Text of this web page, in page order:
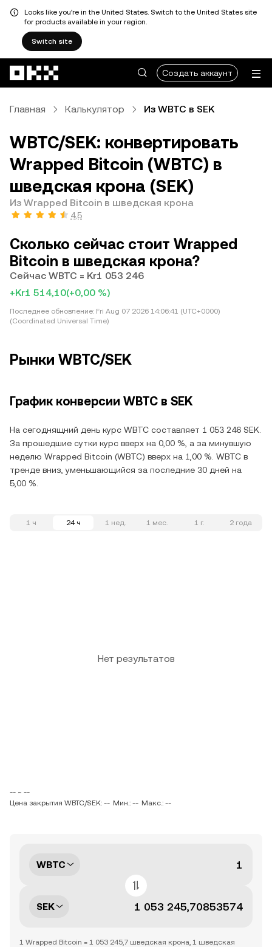
Looks like you're in the United States. Switch to the United States site
for products available in your region.
Switch site
Создать аккаунт
Главная Калькулятор Из WBTC в SEK
WBTC/SEK: конвертировать
Wrapped Bitcoin (WBTC) в
шведская крона (SEK)
Из Wrapped Bitcoin в шведская крона
4,5
Сколько сейчас стоит Wrapped
Bitcoin в шведская крона?
Сейчас WBTC = Kr1 053 246
+Kr1 514,10(+0,00 %)
Последнее обновление: Fri Aug 07 2026 14:06:41 (UTC+0000)
(Coordinated Universal Time)
Рынки WBTC/SEK
График конверсии WBTC в SEK
На сегоднящний день курс WBTC составляет 1 053 246 SEK.
За прошедшие сутки курс вверх на 0,00 %, а за минувшую
неделю Wrapped Bitcoin (WBTC) вверх на 1,00 %. WBTC в
тренде вниз, уменьшающийся за последние 30 дней на
5,00 %.
1 ч 24 ч 1 нед. 1 мес. 1 г. 2 года
Нет результатов
-- ~ --
Цена закрытия WBTC/SEK: -- Мин.: -- Макс.: --
WBTC
SEK
1 Wrapped Bitcoin = 1 053 245,7 шведская крона, 1 шведская